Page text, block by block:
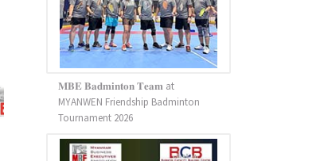
𝐌𝐁𝐄 𝐁𝐚𝐝𝐦𝐢𝐧𝐭𝐨𝐧 𝐓𝐞𝐚𝐦 at
MYANWEN Friendship Badminton
Tournament 2026